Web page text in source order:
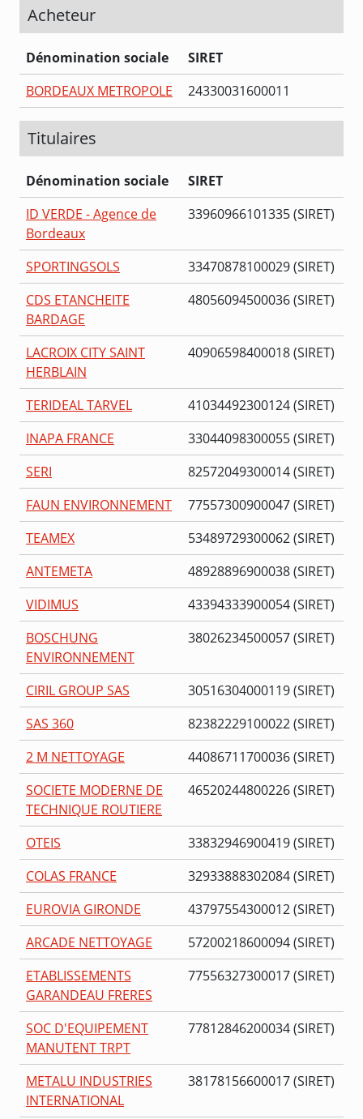
Acheteur
Dénomination sociale
SIRET
BORDEAUX METROPOLE
24330031600011
Titulaires
Dénomination sociale
SIRET
ID VERDE - Agence de
Bordeaux
33960966101335 (SIRET)
SPORTINGSOLS
33470878100029 (SIRET)
CDS ETANCHEITE
BARDAGE
48056094500036 (SIRET)
LACROIX CITY SAINT
HERBLAIN
40906598400018 (SIRET)
TERIDEAL TARVEL
41034492300124 (SIRET)
INAPA FRANCE
33044098300055 (SIRET)
SERI
82572049300014 (SIRET)
FAUN ENVIRONNEMENT
77557300900047 (SIRET)
TEAMEX
53489729300062 (SIRET)
ANTEMETA
48928896900038 (SIRET)
VIDIMUS
43394333900054 (SIRET)
BOSCHUNG
ENVIRONNEMENT
38026234500057 (SIRET)
CIRIL GROUP SAS
30516304000119 (SIRET)
SAS 360
82382229100022 (SIRET)
2 M NETTOYAGE
44086711700036 (SIRET)
SOCIETE MODERNE DE
TECHNIQUE ROUTIERE
46520244800226 (SIRET)
OTEIS
33832946900419 (SIRET)
COLAS FRANCE
32933888302084 (SIRET)
EUROVIA GIRONDE
43797554300012 (SIRET)
ARCADE NETTOYAGE
57200218600094 (SIRET)
ETABLISSEMENTS
GARANDEAU FRERES
77556327300017 (SIRET)
SOC D'EQUIPEMENT
MANUTENT TRPT
77812846200034 (SIRET)
METALU INDUSTRIES
INTERNATIONAL
38178156600017 (SIRET)